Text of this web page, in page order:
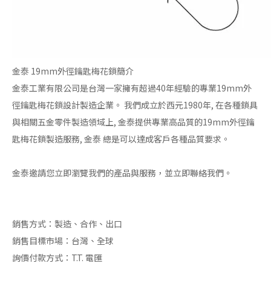
金泰 19mm外徑鑰匙梅花鎖簡介
金泰工業有限公司是台灣一家擁有超過40年經驗的專業19mm外
徑鑰匙梅花鎖設計製造企業。 我們成立於西元1980年, 在各種鎖具
與相關五金零件製造領域上, 金泰提供專業高品質的19mm外徑鑰
匙梅花鎖製造服務, 金泰 總是可以達成客戶各種品質要求。
金泰邀請您立即瀏覽我們的產品與服務，並立即聯絡我們。
銷售方式：製造、合作、出口
銷售目標市場：台灣、全球
詢價付款方式：T.T. 電匯